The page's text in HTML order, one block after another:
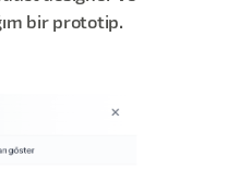
bir prototip.